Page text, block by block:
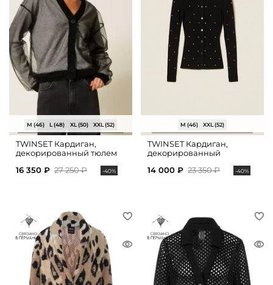
M (46) L (48) XL (50) XXL (52)
TWINSET Кардиган,
декорированный тюлем
16 350 ₽ 27 250 ₽ -40%
M (46) XXL (52)
TWINSET Кардиган,
декорированный
14 000 ₽ 23 350 ₽ -40%